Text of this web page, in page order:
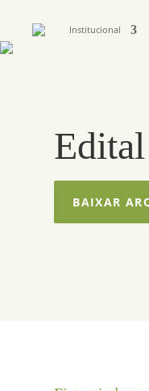
Institucional
BAIXAR